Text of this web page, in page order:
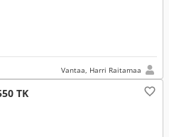
Vantaa, Harri Raitamaa
TK